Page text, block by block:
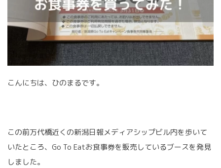
こんにちは、ひのまるです。
この前万代橋近くの新潟日報メディアシップビル内を歩いて
いたところ、Go To Eatお食事券を販売しているブースを発見
しました。